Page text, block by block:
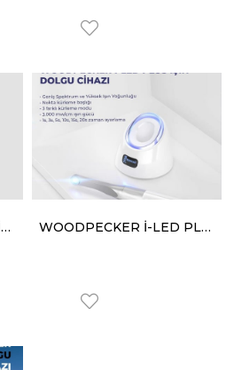
COXO HONOR LED CURİNG LİGHT LED CİHAZI WOODPECKER İ-LED PLUS IŞIN DOLGU CİHAZI